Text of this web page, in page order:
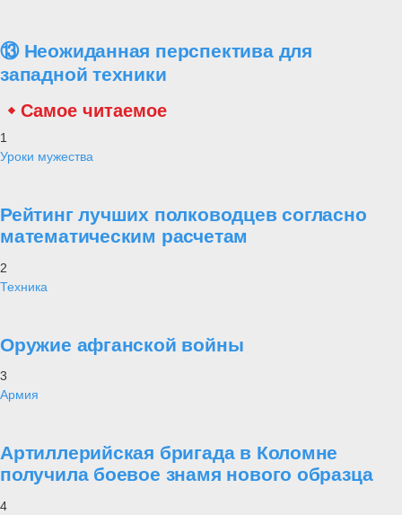
⑬ Неожиданная перспектива для
западной техники
Самое читаемое
1
Уроки мужества
Рейтинг лучших полководцев согласно
математическим расчетам
2
Техника
Оружие афганской войны
3
Армия
Артиллерийская бригада в Коломне
получила боевое знамя нового образца
4